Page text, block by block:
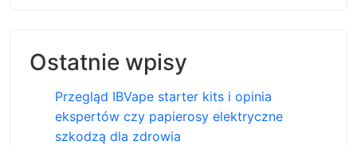
Ostatnie wpisy
Przegląd IBVape starter kits i opinia
ekspertów czy papierosy elektryczne
szkodzą dla zdrowia